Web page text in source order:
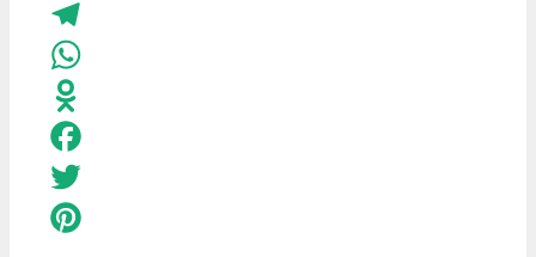
Гринвей
Nice
Code
VK
Telegram
WhatsApp
Odnoklassniki
Facebook
Twitter